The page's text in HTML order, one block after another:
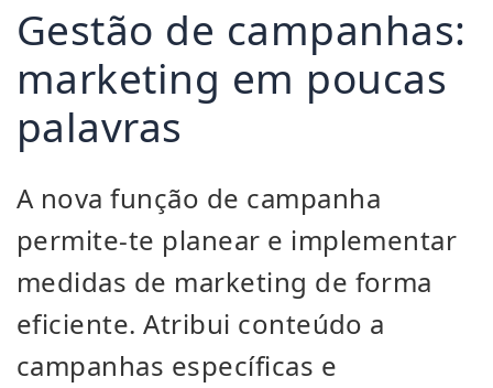
Gestão de campanhas:
marketing em poucas
palavras
A nova função de campanha
permite-te planear e implementar
medidas de marketing de forma
eficiente. Atribui conteúdo a
campanhas específicas e